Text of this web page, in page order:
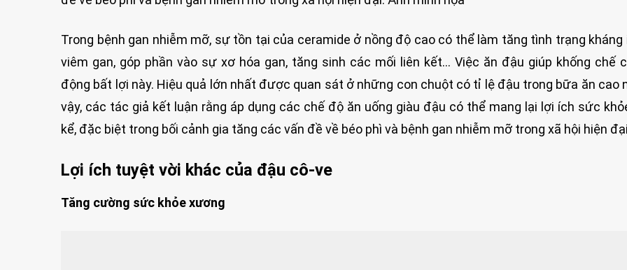
Trong bệnh gan nhiễm mỡ, sự tồn tại của ceramide ở nồng độ cao có thể làm tăng tình trạng kháng
viêm gan, góp phần vào sự xơ hóa gan, tăng sinh các mối liên kết… Việc ăn đậu giúp khống chế
động bất lợi này. Hiệu quả lớn nhất được quan sát ở những con chuột có tỉ lệ đậu trong bữa ăn cao
vậy, các tác giả kết luận rằng áp dụng các chế độ ăn uống giàu đậu có thể mang lại lợi ích sức
kể, đặc biệt trong bối cảnh gia tăng các vấn đề về béo phì và bệnh gan nhiễm mỡ trong xã hội hiện
Lợi ích tuyệt vời khác của đậu cô-ve
Tăng cường sức khỏe xương